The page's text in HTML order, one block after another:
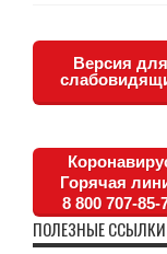
Версия для
Горячая
8 800 707-85-
ПОЛЕЗНЫЕ ССЫЛКИ